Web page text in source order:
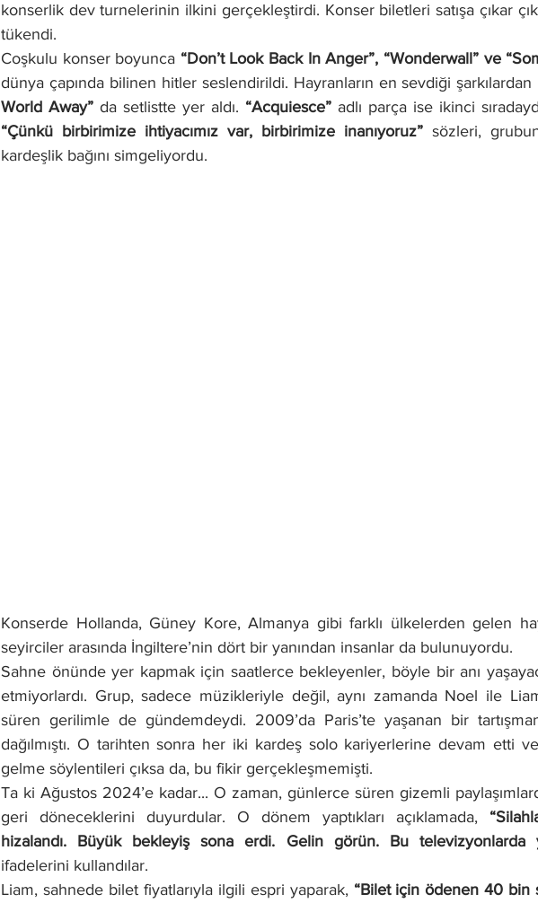
konserlik dev turnelerinin ilkini gerçekleştirdi. Konser biletleri satışa çıkar
tükendi.
Coşkulu konser boyunca “Don’t Look Back In Anger”, “Wonderwall” ve
dünya çapında bilinen hitler seslendirildi. Hayranların en sevdiği
World Away” da setlistte yer aldı. “Acquiesce”
“Çünkü birbirimize ihtiyacımız var, birbirimize inanıyoruz” sözleri,
kardeşlik bağını simgeliyordu.
Konserde Hollanda, Güney Kore, Almanya gibi farklı ülkelerden gelen
seyirciler arasında İngiltere’nin dört bir yanından insanlar da bulunuyordu.
Sahne önünde yer kapmak için saatlerce bekleyenler, böyle bir anı
etmiyorlardı. Grup, sadece müzikleriyle değil, aynı zamanda Noel ile
süren gerilimle de gündemdeydi. 2009’da Paris’te yaşanan bir
dağılmıştı. O tarihten sonra her iki kardeş solo kariyerlerine devam etti
gelme söylentileri çıksa da, bu fikir gerçekleşmemişti.
Ta ki Ağustos 2024’e kadar... O zaman, günlerce süren gizemli
geri döneceklerini duyurdular. O dönem yaptıkları açıklamada,
ifadelerini kullandılar.
Liam, sahnede bilet fiyatlarıyla ilgili espri yaparak, “Bilet için ödenen 40 bin